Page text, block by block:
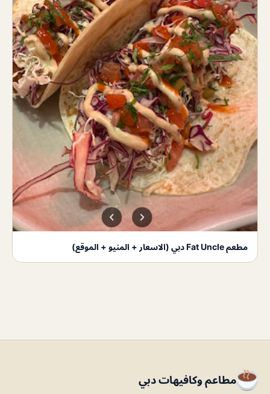
مطعم Fat Uncle دبي (الاسعار + المنيو + الموقع)
مطاعم وكافيهات دبي